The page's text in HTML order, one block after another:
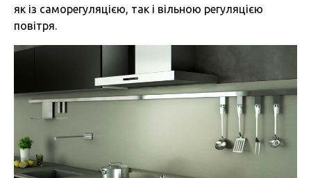
як із саморегуляцією, так і вільною регуляцією
повітря.